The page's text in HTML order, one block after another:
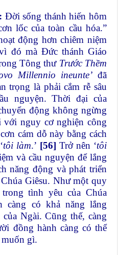
: Đời sống thánh hiến hôm
lốc của toàn cầu hóa.”
động hơn chiêm niệm
đó mà Đức thánh Giáo
Tông thư Trước Thềm
Millennio ineunte’đã
trọng là phải cắm rễ sâu
nguyện. Thời đại của
động không ngừng
với nguy cơ nghiện công
cám dỗ này bằng cách
tôi làm.’ [56] Trở nên ‘tôi
và cầu nguyện để lắng
năng động và phát triển
Giêsu. Như một quy
tình yêu của Chúa
càng có khả năng lắng
Ngài. Cũng thế, càng
đồng hành càng có thể
gì.